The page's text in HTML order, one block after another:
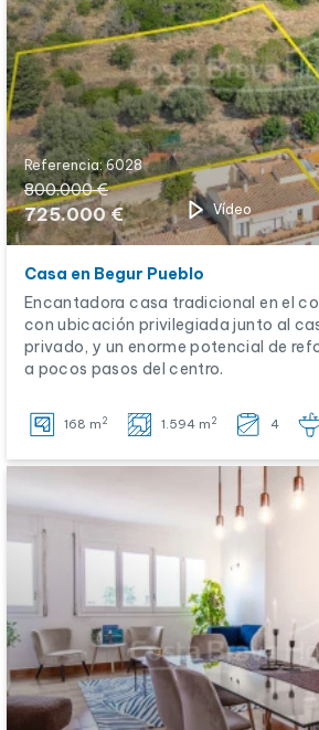
Referencia: 6028
800.000 €
725.000 € Vídeo
Casa en Begur Pueblo
Encantadora casa tradicional en el
con ubicación privilegiada junto al
privado, y un enorme potencial de
a pocos pasos del centro.
168 m 2 1.594 m 2 4